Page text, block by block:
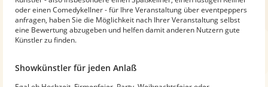
oder einen Comedykellner - für Ihre Veranstaltung über eventpeppers
anfragen, haben Sie die Möglichkeit nach Ihrer Veranstaltung selbst
eine Bewertung abzugeben und helfen damit anderen Nutzern gute
Künstler zu finden.
Showkünstler für jeden Anlaß